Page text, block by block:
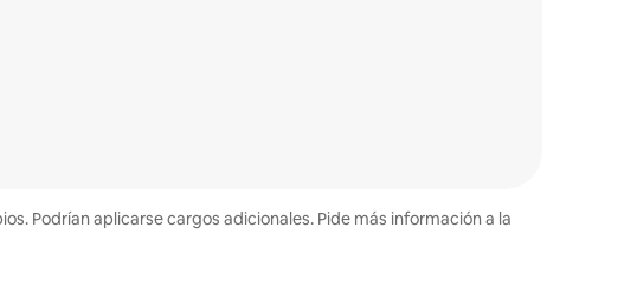
Podrían aplicarse cargos adicionales. Pide más información a la